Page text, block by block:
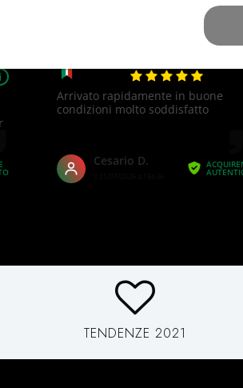
TENDENZE 2021